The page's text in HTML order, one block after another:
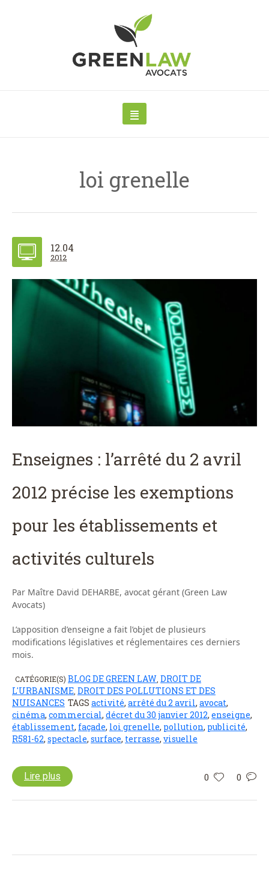
loi grenelle
12.04
2012
Enseignes : l’arrêté du 2 avril
2012 précise les exemptions
pour les établissements et
activités culturels
Par Maître David DEHARBE, avocat gérant (Green Law
Avocats)
L’apposition d’enseigne a fait l’objet de plusieurs
modifications législatives et réglementaires ces derniers
mois.
CATÉGORIE(S) BLOG DE GREEN LAW DROIT DE
L'URBANISME DROIT DES POLLUTIONS ET DES
NUISANCES TAGS activité, arrêté du 2 avril, avocat,
cinéma, commercial, décret du 30 janvier 2012, enseigne,
établissement, façade, loi grenelle, pollution, publicité,
R581-62, spectacle, surface, terrasse, visuelle
0 0
Lire plus